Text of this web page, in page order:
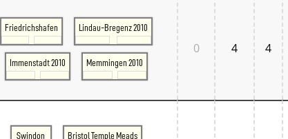
Friedrichshafen Lindau-Bregenz 2010
Immenstadt 2010 Memmingen 2010
0 4 4
Swindon Bristol Temple Meads